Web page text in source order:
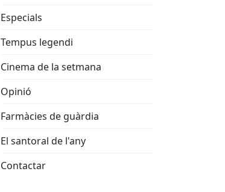
Especials
Tempus legendi
Cinema de la setmana
Opinió
Farmàcies de guàrdia
El santoral de l'any
Contactar